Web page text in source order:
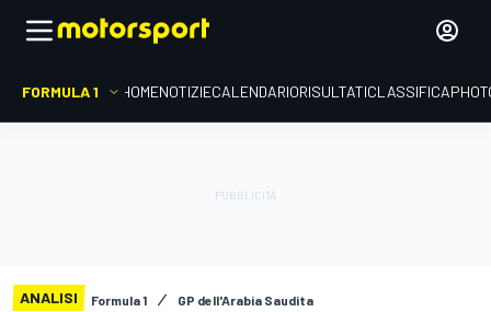
FORMULA 1 HOMENOTIZIECALENDARIORISULTATICLASSIFICA
ANALISI Formula 1 GP dell'Arabia Saudita